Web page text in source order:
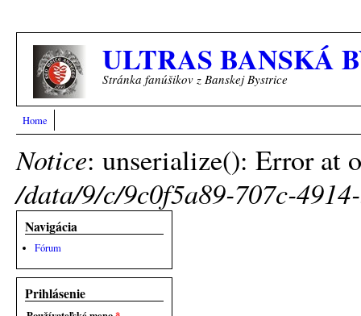
ULTRAS BANSKÁ
Stránka fanúšikov z Banskej Bystrice
Home
Chybová správa
Notice: unserialize(): Error at
/data/9/c/9c0f5a89-707c-
Navigácia
Fórum
Prihlásenie